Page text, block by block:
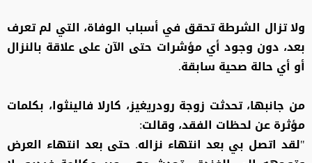
ولا تزال الشرطة تحقق في أسباب الوفاة، التي لم تعرف
بعد، دون وجود أي مؤشرات حتى الآن على علاقة بالنزال
أو أي حالة صحية سابقة.
من جانبها، تحدثت زوجة رودريغيز، كارلا فالينثوا، بكلمات
مؤثرة عن لحظات الفقد، وقالت:
"لقد اتصل بي بعد انتهاء نزاله. حتى بعد انتهاء العرض